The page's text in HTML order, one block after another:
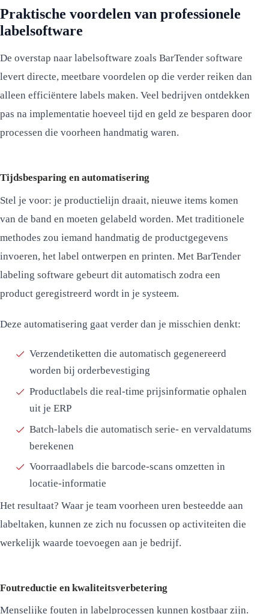
Praktische voordelen van professionele
labelsoftware
De overstap naar labelsoftware zoals BarTender software
levert directe, meetbare voordelen op die verder reiken dan
alleen efficiëntere labels maken. Veel bedrijven ontdekken
pas na implementatie hoeveel tijd en geld ze besparen door
processen die voorheen handmatig waren.
Tijdsbesparing en automatisering
Stel je voor: je productielijn draait, nieuwe items komen
van de band en moeten gelabeld worden. Met traditionele
methodes zou iemand handmatig de productgegevens
invoeren, het label ontwerpen en printen. Met BarTender
labeling software gebeurt dit automatisch zodra een
product geregistreerd wordt in je systeem.
Deze automatisering gaat verder dan je misschien denkt:
Verzendetiketten die automatisch gegenereerd
worden bij orderbevestiging
Productlabels die real-time prijsinformatie ophalen
uit je ERP
Batch-labels die automatisch serie- en vervaldatums
berekenen
Voorraadlabels die barcode-scans omzetten in
locatie-informatie
Het resultaat? Waar je team voorheen uren besteedde aan
labeltaken, kunnen ze zich nu focussen op activiteiten die
werkelijk waarde toevoegen aan je bedrijf.
Foutreductie en kwaliteitsverbetering
Menselijke fouten in labelprocessen kunnen kostbaar zijn.